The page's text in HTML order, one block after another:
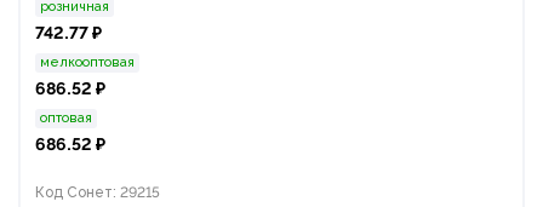
розничная
742.77 ₽
мелкооптовая
686.52 ₽
оптовая
686.52 ₽
Код Сонет: 29215